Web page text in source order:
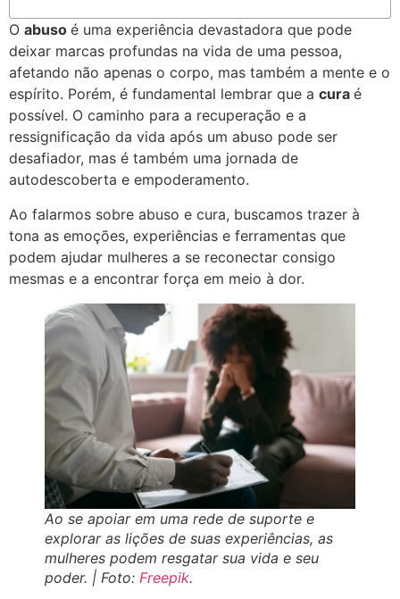
O abuso é uma experiência devastadora que pode
deixar marcas profundas na vida de uma pessoa,
afetando não apenas o corpo, mas também a mente e o
espírito. Porém, é fundamental lembrar que a cura é
possível. O caminho para a recuperação e a
ressignificação da vida após um abuso pode ser
desafiador, mas é também uma jornada de
autodescoberta e empoderamento.
Ao falarmos sobre abuso e cura, buscamos trazer à
tona as emoções, experiências e ferramentas que
podem ajudar mulheres a se reconectar consigo
mesmas e a encontrar força em meio à dor.
Ao se apoiar em uma rede de suporte e
explorar as lições de suas experiências, as
mulheres podem resgatar sua vida e seu
poder. | Foto: Freepik.